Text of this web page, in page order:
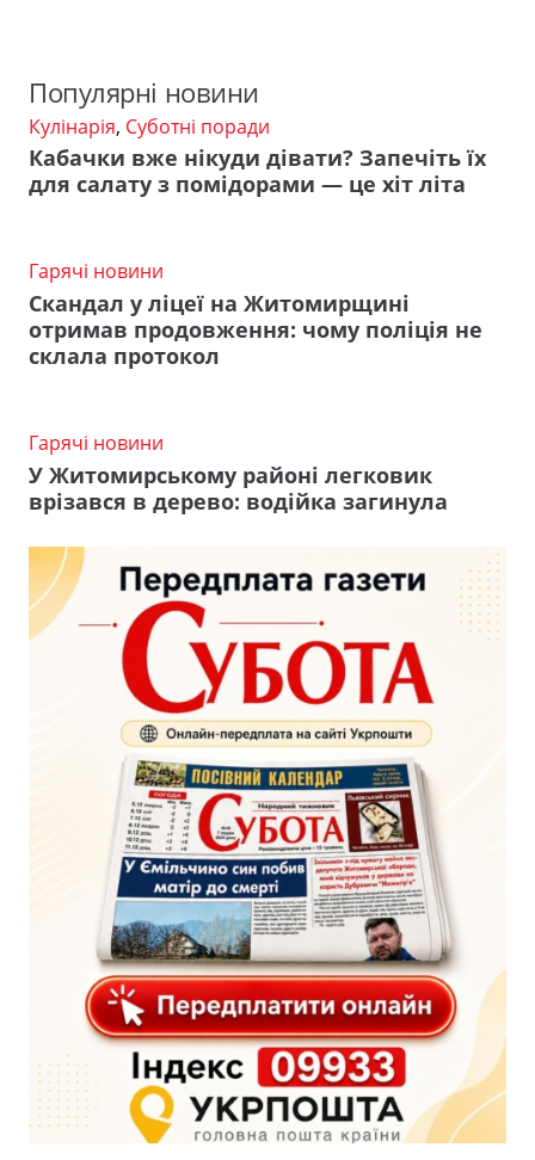
Популярні новини
Кулінарія, Суботні поради
Кабачки вже нікуди дівати? Запечіть їх
для салату з помідорами — це хіт літа
Гарячі новини
Скандал у ліцеї на Житомирщині
отримав продовження: чому поліція не
склала протокол
Гарячі новини
У Житомирському районі легковик
врізався в дерево: водійка загинула